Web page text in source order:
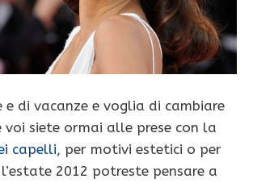
e di vacanze e voglia di cambiare
voi siete ormai alle prese con la
capelli, per motivi estetici o per
2012 potreste pensare a